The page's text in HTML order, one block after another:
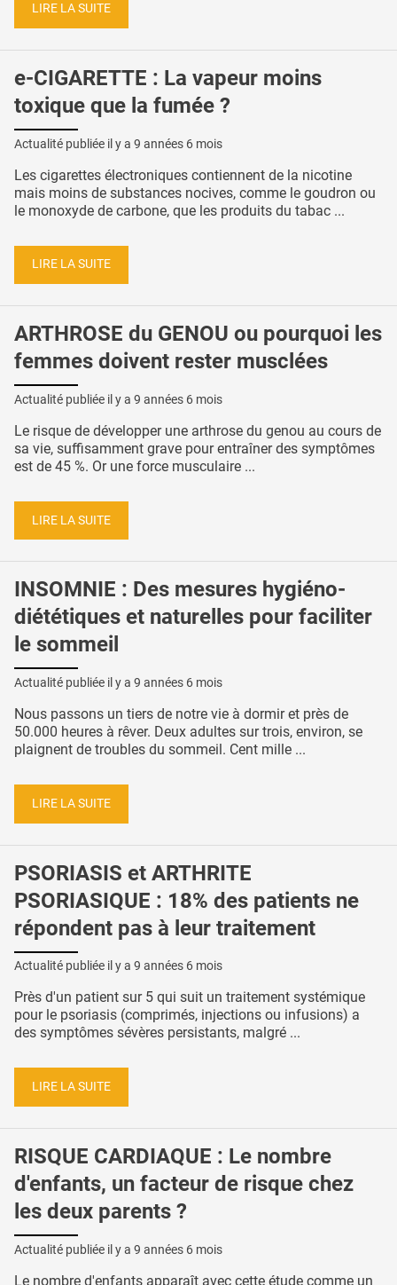
LIRE LA SUITE
e-CIGARETTE : La vapeur moins
toxique que la fumée ?
Actualité publiée il y a 9 années 6 mois
Les cigarettes électroniques contiennent de la nicotine
mais moins de substances nocives, comme le goudron ou
le monoxyde de carbone, que les produits du tabac ...
LIRE LA SUITE
ARTHROSE du GENOU ou pourquoi les
femmes doivent rester musclées
Actualité publiée il y a 9 années 6 mois
Le risque de développer une arthrose du genou au cours de
sa vie, suffisamment grave pour entraîner des symptômes
est de 45 %. Or une force musculaire ...
LIRE LA SUITE
INSOMNIE : Des mesures hygiéno-
diététiques et naturelles pour faciliter
le sommeil
Actualité publiée il y a 9 années 6 mois
Nous passons un tiers de notre vie à dormir et près de
50.000 heures à rêver. Deux adultes sur trois, environ, se
plaignent de troubles du sommeil. Cent mille ...
LIRE LA SUITE
PSORIASIS et ARTHRITE
PSORIASIQUE : 18% des patients ne
répondent pas à leur traitement
Actualité publiée il y a 9 années 6 mois
Près d'un patient sur 5 qui suit un traitement systémique
pour le psoriasis (comprimés, injections ou infusions) a
des symptômes sévères persistants, malgré ...
LIRE LA SUITE
RISQUE CARDIAQUE : Le nombre
d'enfants, un facteur de risque chez
les deux parents ?
Actualité publiée il y a 9 années 6 mois
Le nombre d'enfants apparaît avec cette étude comme un